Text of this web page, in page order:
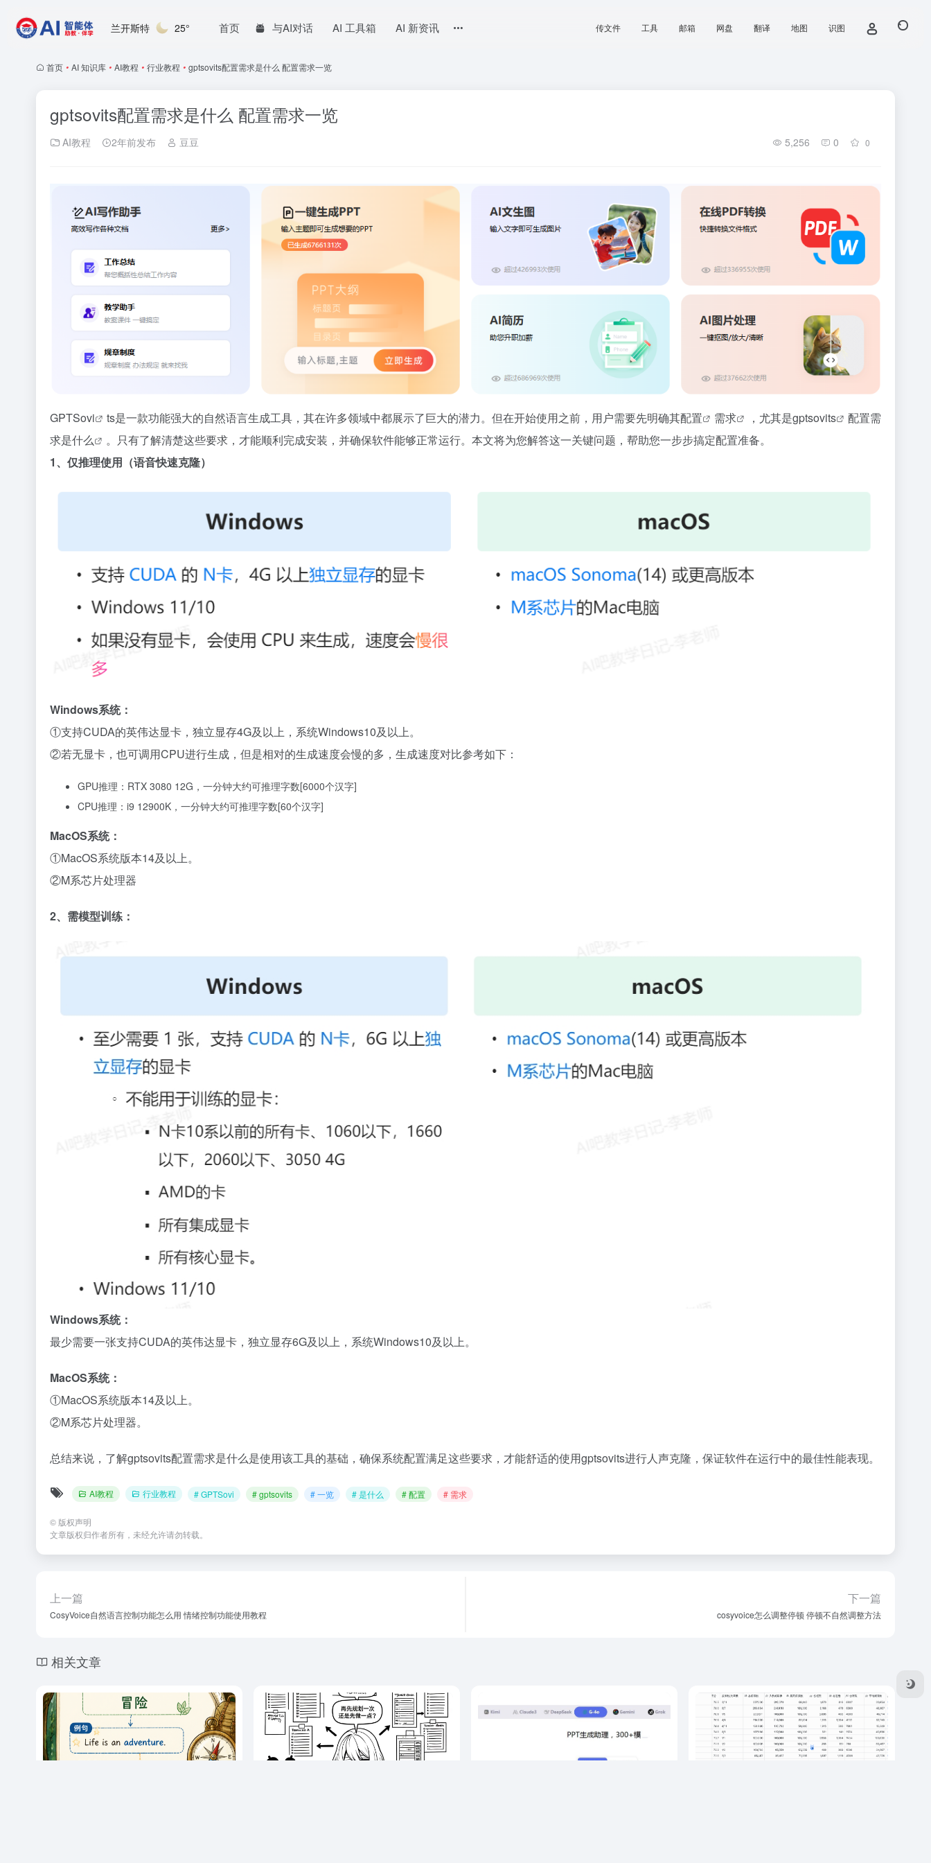
兰开斯特 25° 首页 与AI对话 AI 工具箱 AI 新资讯 传文件 工具 邮箱 网盘 翻译 地图 识图
首页 • AI 知识库 • AI教程 • 行业教程 • gptsovits配置需求是什么 配置需求一览
gptsovits配置需求是什么 配置需求一览
AI教程 2年前发布 豆豆 5,256 0 0
GPTSovi ts是一款功能强大的自然语言生成工具，其在许多领域中都展示了巨大的潜力。但在开始使用之前，用户需要先明确其配置 需求 ，尤其是gptsovits
配置需
求是什么
。只有了解清楚这些要求，才能顺利完成安装，并确保软件能够正常运行。本文将为您解答这一关键问题，帮助您一步步搞定配置准备。
1、仅推理使用（语音快速克隆）
Windows系统：
①支持CUDA的英伟达显卡，独立显存4G及以上，系统Windows10及以上。
②若无显卡，也可调用CPU进行生成，但是相对的生成速度会慢的多，生成速度对比参考如下：
GPU推理：RTX 3080 12G，一分钟大约可推理字数[6000个汉字]
CPU推理：i9 12900K，一分钟大约可推理字数[60个汉字]
MacOS系统：
①MacOS系统版本14及以上。
②M系芯片处理器
2、需模型训练：
Windows系统：
最少需要一张支持CUDA的英伟达显卡，独立显存6G及以上，系统Windows10及以上。
MacOS系统：
①MacOS系统版本14及以上。
②M系芯片处理器。
总结来说，了解gptsovits配置需求是什么是使用该工具的基础，确保系统配置满足这些要求，才能舒适的使用gptsovits进行人声克隆，保证软件在运行中的最佳性能表现。
AI教程 行业教程 # GPTSovi # gptsovits # 一览 # 是什么 # 配置 # 需求
© 版权声明
文章版权归作者所有，未经允许请勿转载。
上一篇
CosyVoice自然语言控制功能怎么用 情绪控制功能使用教程
下一篇
cosyvoice怎么调整停顿 停顿不自然调整方法
相关文章